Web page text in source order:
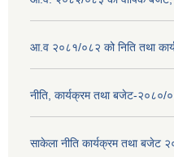
आ.व २०८१/०८२ को निति तथा
नीति, कार्यक्रम तथा बजेट-२०८०/
साकेला नीति कार्यक्रम तथा बजेट